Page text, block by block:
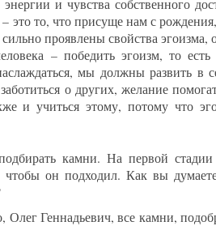
и чувства собственного
– это то, что присуще нам с
проявлены свойства эгоизма,
– победить эгоизм, то
мы должны развить в
о других, желание
и учиться этому, потому что
камни. На первой
чтобы он подходил. Как вы
Олег Геннадьевич, все камни,